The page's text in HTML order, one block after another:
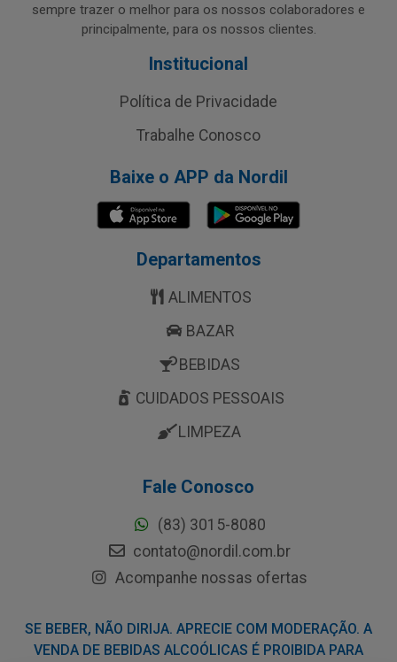
sempre trazer o melhor para os nossos colaboradores e
principalmente, para os nossos clientes.
Institucional
Política de Privacidade
Trabalhe Conosco
Baixe o APP da Nordil
Departamentos
ALIMENTOS
BAZAR
BEBIDAS
CUIDADOS PESSOAIS
LIMPEZA
Fale Conosco
(83) 3015-8080
contato@nordil.com.br
Acompanhe nossas ofertas
SE BEBER, NÃO DIRIJA. APRECIE COM MODERAÇÃO. A
VENDA DE BEBIDAS ALCOÓLICAS É PROIBIDA PARA